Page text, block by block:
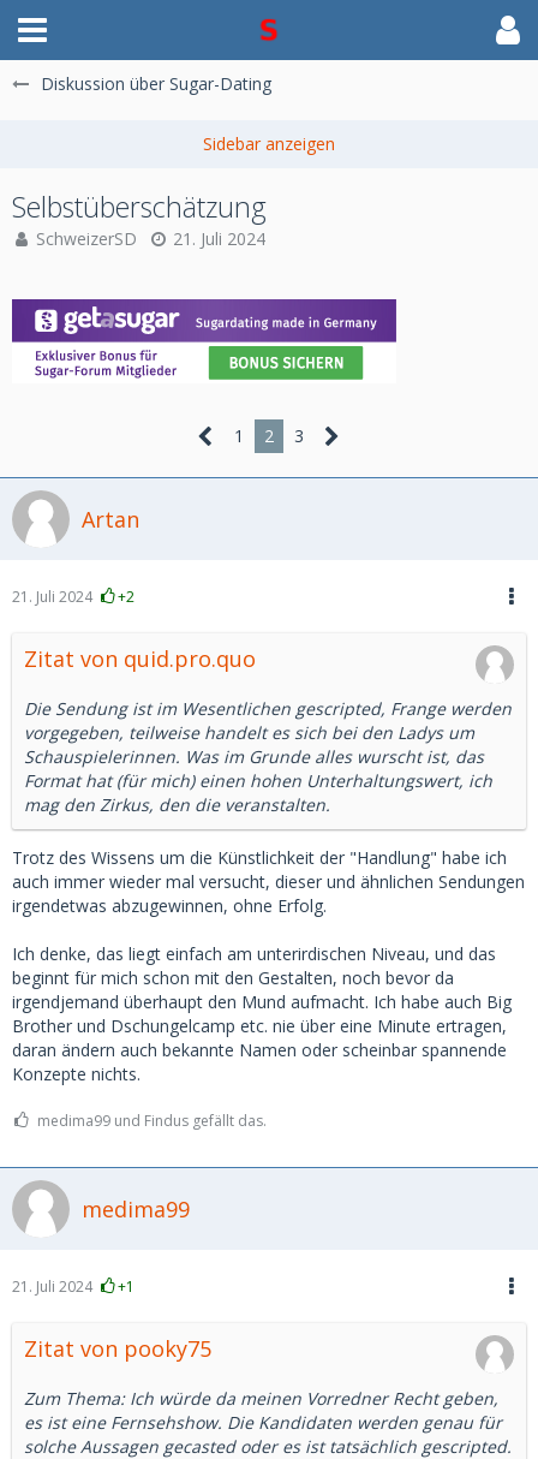
Diskussion über Sugar-Dating
Selbstüberschätzung
SchweizerSD 21. Juli 2024
1 2 3
Artan
21. Juli 2024 +2
Zitat von quid.pro.quo
Die Sendung ist im Wesentlichen gescripted, Frange werden
vorgegeben, teilweise handelt es sich bei den Ladys um
Schauspielerinnen. Was im Grunde alles wurscht ist, das
Format hat (für mich) einen hohen Unterhaltungswert, ich
mag den Zirkus, den die veranstalten.
Trotz des Wissens um die Künstlichkeit der "Handlung" habe ich
auch immer wieder mal versucht, dieser und ähnlichen Sendungen
irgendetwas abzugewinnen, ohne Erfolg.
Ich denke, das liegt einfach am unterirdischen Niveau, und das
beginnt für mich schon mit den Gestalten, noch bevor da
irgendjemand überhaupt den Mund aufmacht. Ich habe auch Big
Brother und Dschungelcamp etc. nie über eine Minute ertragen,
daran ändern auch bekannte Namen oder scheinbar spannende
Konzepte nichts.
medima99 und Findus gefällt das.
medima99
21. Juli 2024 +1
Zitat von pooky75
Zum Thema: Ich würde da meinen Vorredner Recht geben,
es ist eine Fernsehshow. Die Kandidaten werden genau für
solche Aussagen gecasted oder es ist tatsächlich gescripted.